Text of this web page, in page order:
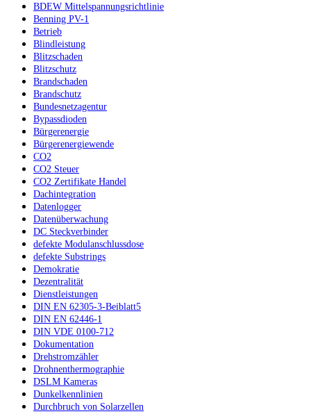
BDEW Mittelspannungsrichtlinie
Benning PV-1
Betrieb
Blindleistung
Blitzschaden
Blitzschutz
Brandschaden
Brandschutz
Bundesnetzagentur
Bypassdioden
Bürgerenergie
Bürgerenergiewende
CO2
CO2 Steuer
CO2 Zertifikate Handel
Dachintegration
Datenlogger
Datenüberwachung
DC Steckverbinder
defekte Modulanschlussdose
defekte Substrings
Demokratie
Dezentralität
Dienstleistungen
DIN EN 62305-3-Beiblatt5
DIN EN 62446-1
DIN VDE 0100-712
Dokumentation
Drehstromzähler
Drohnenthermographie
DSLM Kameras
Dunkelkennlinien
Durchbruch von Solarzellen